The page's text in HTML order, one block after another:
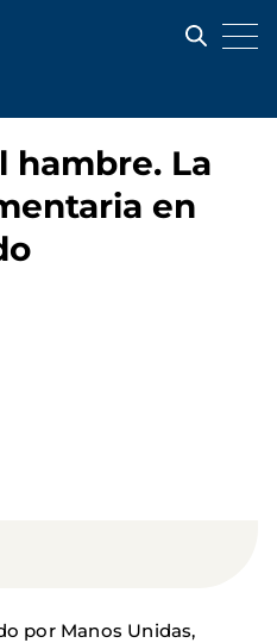
hambre. La
en
por Manos Unidas,